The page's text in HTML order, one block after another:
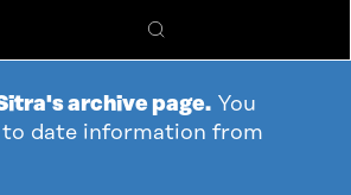
Search
archive page. You
to date information from